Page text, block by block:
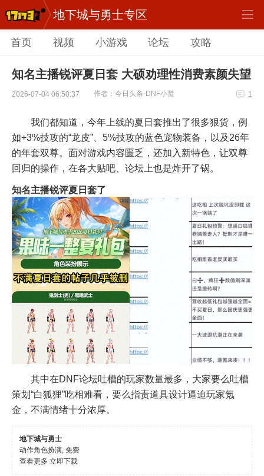
地下城与勇士专区
首页 视频 小游戏 论坛 攻略
知名主播锐评夏日套 大硕劝理性消费素颜失望
2026-07-04 06:50:37 作者：今日头条-DNF小贤 1
我们都知道，今年上线的夏日套推出了很多狠货，例
如+3%技攻的“龙皮”、5%技攻的蓝色宠物装备，以及26年
的年套双尊。面对游戏内容匮乏，还加入新特色，让双尊
回归的操作，在各大贴吧、论坛上也是炸开了锅。
知名主播锐评夏日套了
其中在DNF论坛吐槽的玩家数量最多，大家要么吐槽
策划“白狐狸”吃相难看，要么指责道具设计逼迫玩家氪
金，不满情绪十分浓厚。
地下城与勇士
动作角色扮演, 免费
查看更多 立即下载